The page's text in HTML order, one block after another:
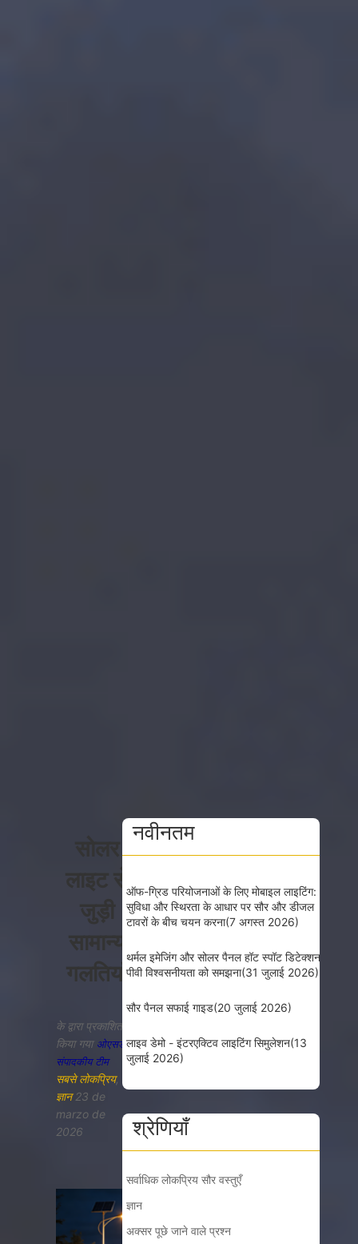
लाइट से
जुड़ी
सामान्य
गलतियाँ
के द्वारा प्रकाशित
किया गया ओएसडी
संपादकीय टीम
सबसे लोकप्रिय,
ज्ञान 23 de
marzo de
2026
नवीनतम
ऑफ-ग्रिड परियोजनाओं के लिए मोबाइल लाइटिंग:
सुविधा और स्थिरता के आधार पर सौर और डीजल
टावरों के बीच चयन करना(7 अगस्त 2026)
थर्मल इमेजिंग और सोलर पैनल हॉट स्पॉट डिटेक्शन:
पीवी विश्वसनीयता को समझना(31 जुलाई 2026)
सौर पैनल सफाई गाइड(20 जुलाई 2026)
लाइव डेमो - इंटरएक्टिव लाइटिंग सिमुलेशन(13
जुलाई 2026)
श्रेणियाँ
सर्वाधिक लोकप्रिय सौर वस्तुएँ
ज्ञान
अक्सर पूछे जाने वाले प्रश्न